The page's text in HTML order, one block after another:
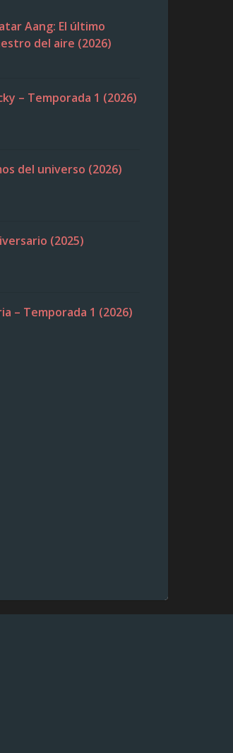
Aang: El último
del aire (2026)
– Temporada 1 (2026)
del universo (2026)
(2025)
– Temporada 1 (2026)